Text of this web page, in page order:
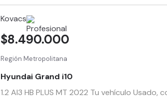
Kovacs
Región Metropolitana
Hyundai Grand i10
1.2 AI3 HB PLUS MT 2022 Tu vehículo
$8.490.000